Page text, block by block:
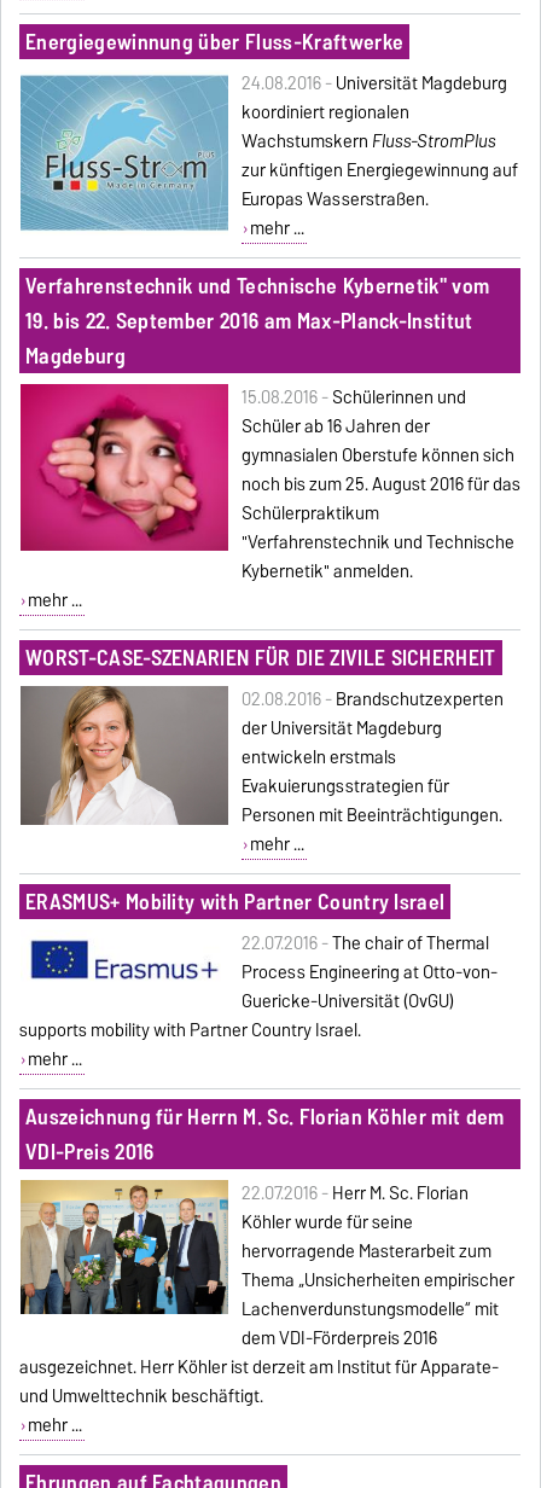
Energiegewinnung über Fluss-Kraftwerke
24.08.2016 -Universität Magdeburg
koordiniert regionalen
Wachstumskern Fluss-StromPlus
zur künftigen Energiegewinnung auf
Europas Wasserstraßen.
mehr ...
Verfahrenstechnik und Technische Kybernetik" vom
19. bis 22. September 2016 am Max-Planck-Institut
Magdeburg
15.08.2016 -Schülerinnen und
Schüler ab 16 Jahren der
gymnasialen Oberstufe können sich
noch bis zum 25. August 2016 für das
Schülerpraktikum
"Verfahrenstechnik und Technische
Kybernetik" anmelden.
mehr ...
WORST-CASE-SZENARIEN FÜR DIE ZIVILE SICHERHEIT
02.08.2016 -Brandschutzexperten
der Universität Magdeburg
entwickeln erstmals
Evakuierungsstrategien für
Personen mit Beeinträchtigungen.
mehr ...
ERASMUS+ Mobility with Partner Country Israel
22.07.2016 -The chair of Thermal
Process Engineering at Otto-von-
Guericke-Universität (OvGU)
supports mobility with Partner Country Israel.
mehr ...
Auszeichnung für Herrn M. Sc. Florian Köhler mit dem
VDI-Preis 2016
22.07.2016 -Herr M. Sc. Florian
Köhler wurde für seine
hervorragende Masterarbeit zum
Thema „Unsicherheiten empirischer
Lachenverdunstungsmodelle“ mit
dem VDI-Förderpreis 2016
ausgezeichnet. Herr Köhler ist derzeit am Institut für Apparate-
und Umwelttechnik beschäftigt.
mehr ...